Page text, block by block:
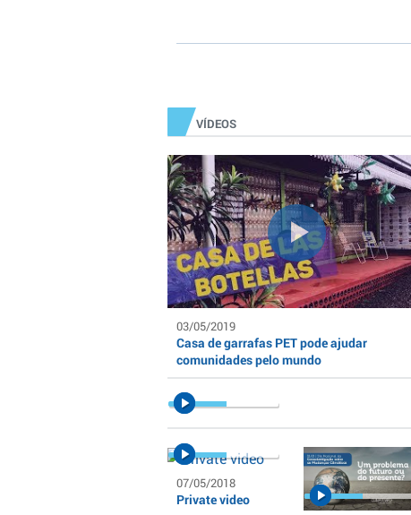
VÍDEOS
03/05/2019
Casa de garrafas PET pode ajudar
comunidades pelo mundo
07/05/2018
Private video